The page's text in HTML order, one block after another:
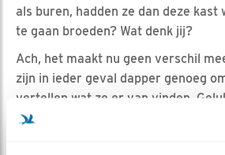
als buren, hadden ze dan deze kast
te gaan broeden? Wat denk jij?
Ach, het maakt nu geen verschil
zijn in ieder geval dapper genoeg
vertellen wat ze er van vinden.
overdag heel relaxed. We zien op